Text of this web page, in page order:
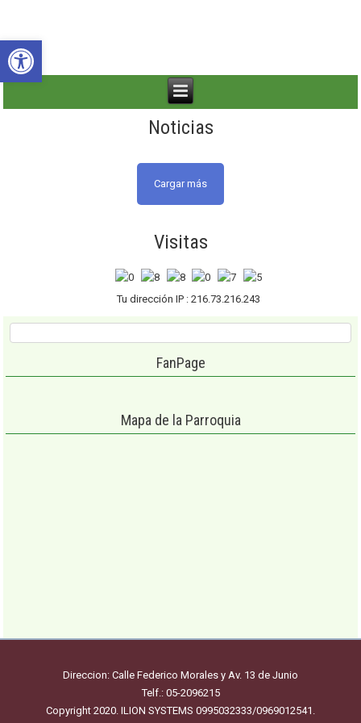
Abrir barra de herramientas
Noticias
Cargar más
Visitas
Tu dirección IP : 216.73.216.243
FanPage
Mapa de la Parroquia
Direccion: Calle Federico Morales y Av. 13 de Junio
Telf.: 05-2096215
Copyright 2020. ILION SYSTEMS 0995032333/0969012541.